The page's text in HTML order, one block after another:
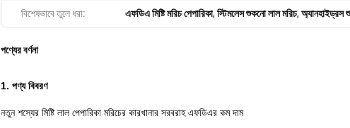
বিশেষভাবে তুলে ধরা: এফডিএ মিষ্টি মরিচ পেপারিকা, স্টিমলেস শুকনো লাল মরিচ, অ্যানহাইড্রস
পণ্যের বর্ণনা
1. পণ্য বিবরণ
নতুন শস্যের মিষ্টি লাল পেপারিকা মরিচের কারখানার সরবরাহ এফডিএর কম দাম